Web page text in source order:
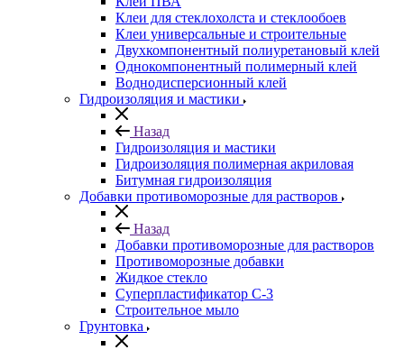
Клеи для стеклохолста и стеклообоев
Клеи универсальные и строительные
Двухкомпонентный полиуретановый клей
Однокомпонентный полимерный клей
Воднодисперсионный клей
Гидроизоляция и мастики
Назад
Гидроизоляция и мастики
Гидроизоляция полимерная акриловая
Битумная гидроизоляция
Добавки противоморозные для растворов
Назад
Добавки противоморозные для растворов
Противоморозные добавки
Жидкое стекло
Суперпластификатор С-3
Строительное мыло
Грунтовка